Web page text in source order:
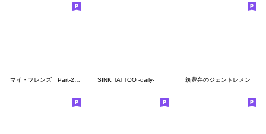
SINK TATTOO -daily- 筑豊弁のジェントレメン